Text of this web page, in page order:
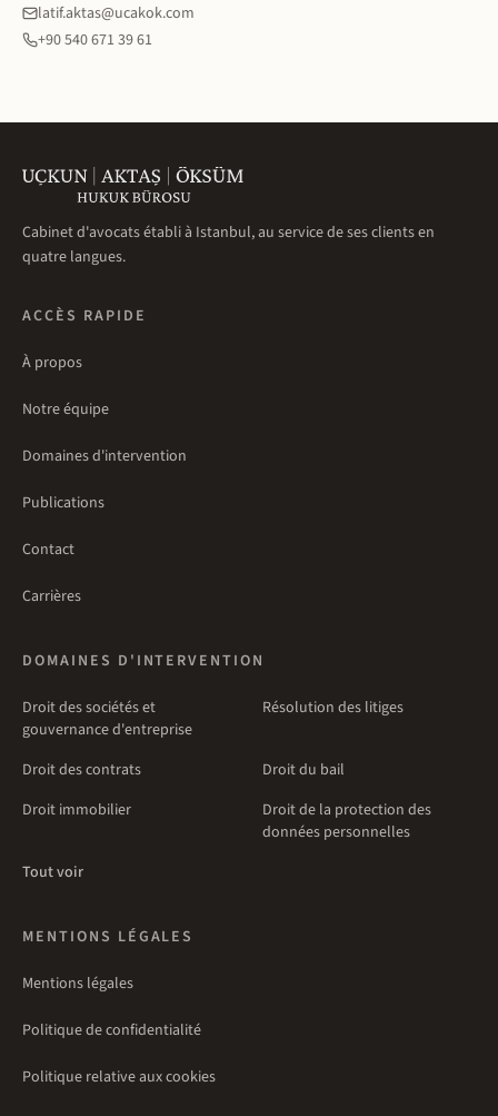
latif.aktas@ucakok.com
+90 540 671 39 61
Cabinet d'avocats établi à Istanbul, au service de ses clients en
quatre langues.
ACCÈS RAPIDE
À propos
Notre équipe
Domaines d'intervention
Publications
Contact
Carrières
DOMAINES D'INTERVENTION
Droit des sociétés et
gouvernance d'entreprise
Résolution des litiges
Droit des contrats
Droit du bail
Droit immobilier
Droit de la protection des
données personnelles
Tout voir
MENTIONS LÉGALES
Mentions légales
Politique de confidentialité
Politique relative aux cookies